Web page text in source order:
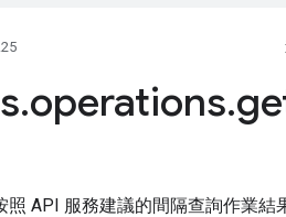
.operations.
API 服務建議的間隔查詢作業結